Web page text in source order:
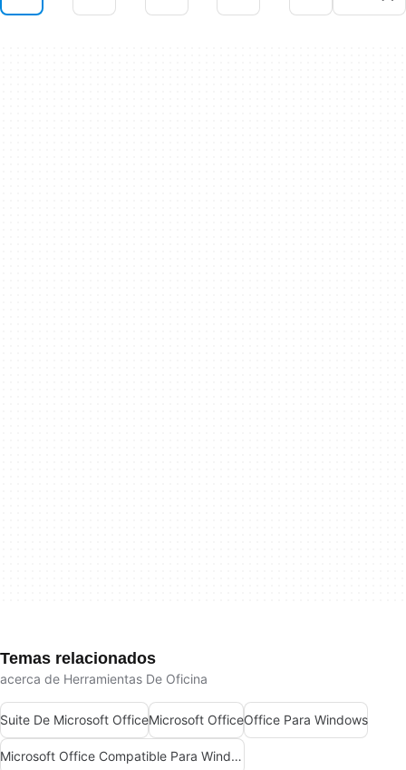
Temas relacionados
acerca de Herramientas De Oficina
Suite De Microsoft OfficeMicrosoft OfficeOffice Para Windows
Microsoft Office Compatible Para Windows 7